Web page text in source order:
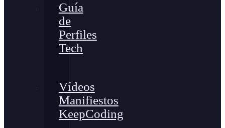
Guía
de
Perfiles
Tech
Vídeos
Manifiestos
KeepCoding